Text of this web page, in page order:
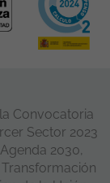
Convocatoria
Sector 2023
2030,